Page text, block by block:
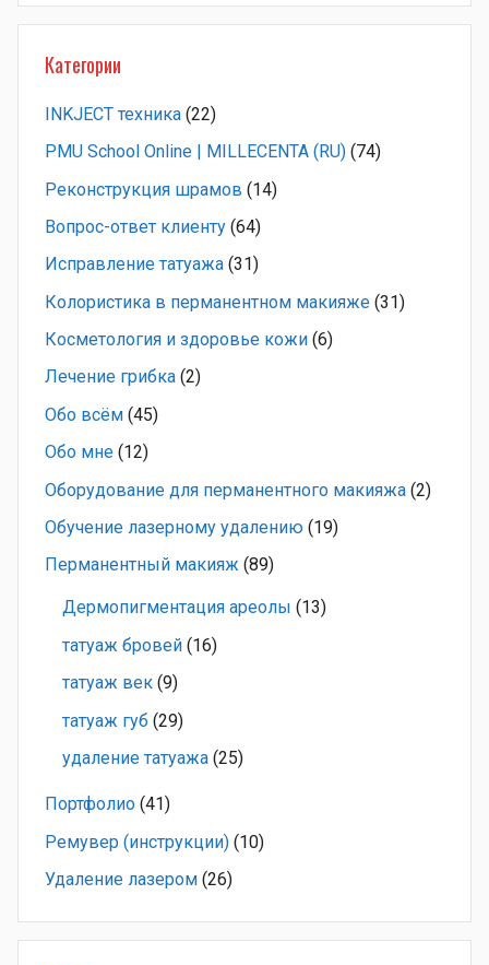
Категории
INKJECT техника (22)
PMU School Online | MILLECENTA (RU) (74)
Pеконструкция шрамов (14)
Вопрос-ответ клиенту (64)
Исправление татуажа (31)
Колористика в перманентном макияже (31)
Косметология и здоровье кожи (6)
Лечение грибка (2)
Обо всём (45)
Обо мне (12)
Оборудование для перманентного макияжа (2)
Обучение лазерному удалению (19)
Перманентный макияж (89)
Дермопигментация ареолы (13)
татуаж бровей (16)
татуаж век (9)
татуаж губ (29)
удаление татуажа (25)
Портфолио (41)
Ремувер (инструкции) (10)
Удаление лазером (26)